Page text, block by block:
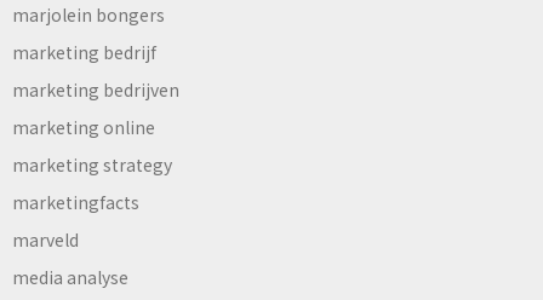
marjolein bongers
marketing bedrijf
marketing bedrijven
marketing online
marketing strategy
marketingfacts
marveld
media analyse